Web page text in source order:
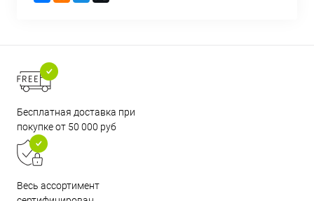
Бесплатная доставка при
покупке от 50 000 руб
Весь ассортимент